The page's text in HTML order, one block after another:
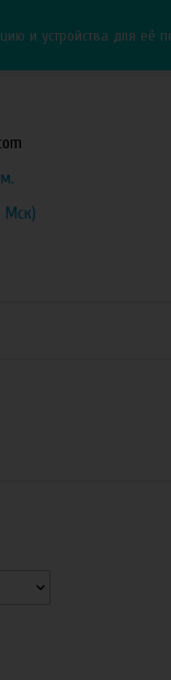
и устройства для её
Мск)